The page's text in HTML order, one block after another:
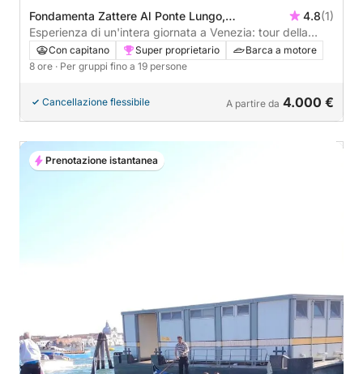
Fondamenta Zattere Al Ponte Lungo,
Dorsoduro, Venezia, Italia
4.8(1)
Esperienza di un'intera giornata a Venezia: tour della
laguna e delle isole.
Con capitano Super proprietario
Barca a motore
8 ore · Per gruppi fino a 19 persone
Cancellazione flessibile A partire da 4.000 €
Prenotazione istantanea